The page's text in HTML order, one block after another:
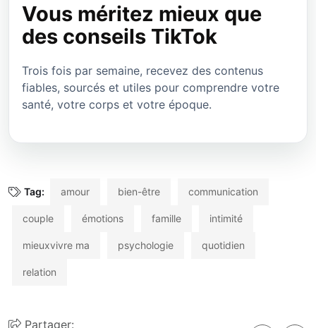
Vous méritez mieux que
des conseils TikTok
Trois fois par semaine, recevez des contenus
fiables, sourcés et utiles pour comprendre votre
santé, votre corps et votre époque.
Tag: amour bien-être communication
couple émotions famille intimité
mieuxvivre ma psychologie quotidien
relation
Partager: